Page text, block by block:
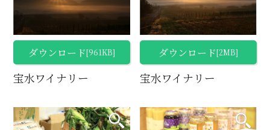
ダウンロード[961KB]
宝水ワイナリー
ダウンロード[2MB]
宝水ワイナリー